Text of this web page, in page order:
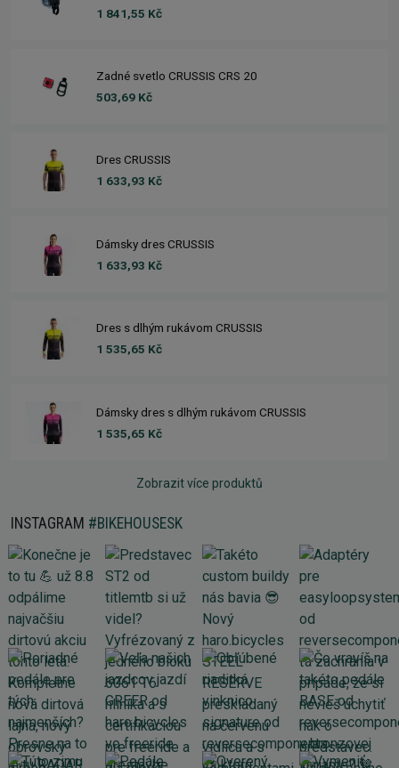
1 841,55 Kč
Zadné svetlo CRUSSIS CRS 20
503,69 Kč
Dres CRUSSIS
1 633,93 Kč
Dámsky dres CRUSSIS
1 633,93 Kč
Dres s dlhým rukávom CRUSSIS
1 535,65 Kč
Dámsky dres s dlhým rukávom CRUSSIS
1 535,65 Kč
Zobrazit více produktů
INSTAGRAM #BIKEHOUSESK